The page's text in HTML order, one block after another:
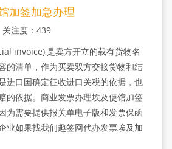
加签加急办理
注度：439
invoice),是卖方开立的载有货物名
的清单，作为买卖双方交接货物和结
进口国确定征收进口关税的依据，也
的依据。商业发票办理埃及使馆加签
为需要提供报关单电子版和发票保函
业如果找我们趣签网代办发票埃及加